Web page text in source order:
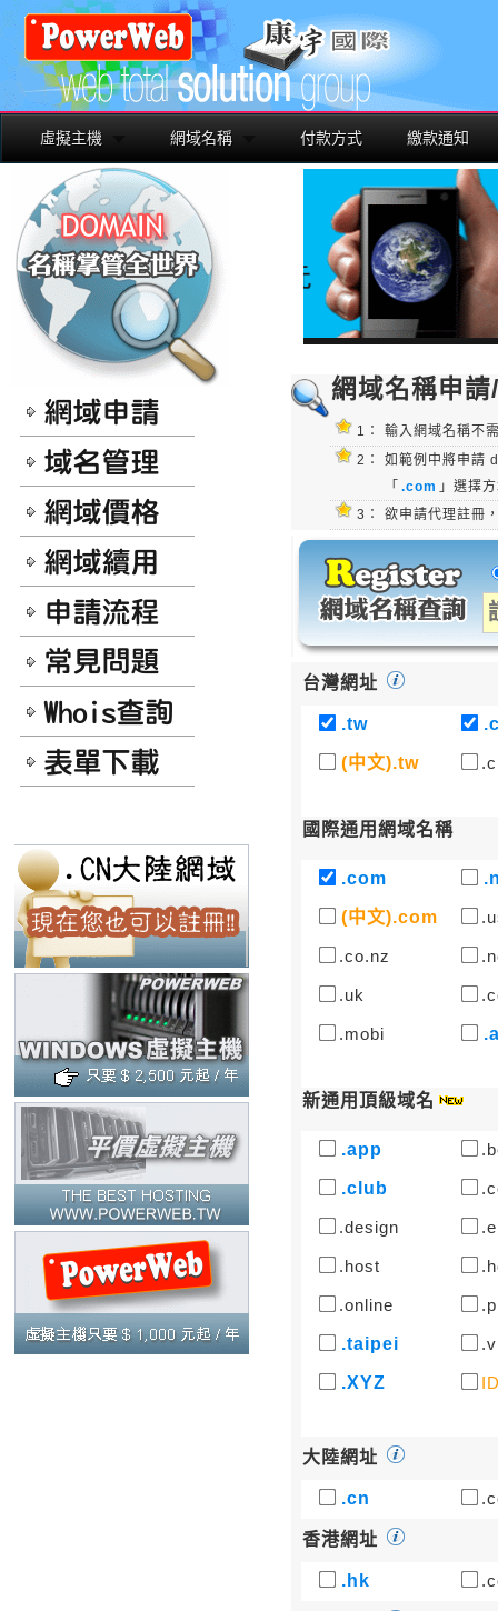
虛擬主機 網域名稱 付款方式 繳款通知
網域名稱申
1：
輸入網域名稱不
2：
如範例中將申請
「 .com 」選擇
3：
欲申請代理註冊
台灣網址
.tw
(中文).tw
國際通用網域名稱
.com
(中文).com
.co.nz
.uk
.mobi
新通用頂級域名
.app
.club
.design
.host
.online
.taipei
.XYZ
大陸網址
.cn
香港網址
.hk